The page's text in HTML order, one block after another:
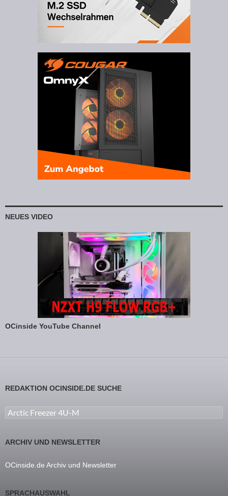
NEUES VIDEO
OCinside YouTube Channel
REDAKTION OCINSIDE.DE SUCHE
Suchen nach:
ARCHIV UND NEWSLETTER
OCinside.de Archiv und Newsletter
SPRACHAUSWAHL